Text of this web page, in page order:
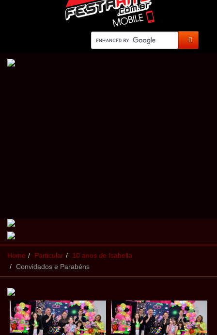
Home Particular
10 anos de Isabella
Convidados e Parabéns